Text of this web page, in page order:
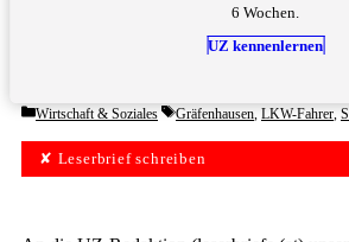
6 Wochen.
UZ kennenlernen
Categories
Wirtschaft & Soziales Tags
Gräfenhausen, LKW-Fahrer,
✘ Leserbrief schreiben